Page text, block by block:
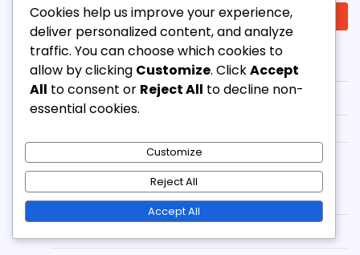
Search
for:
Категории
Bungie.net Кодове за осребряване
Архив
Cookies help us improve your experience,
deliver personalized content, and analyze
traffic. You can choose which cookies to
allow by clicking Customize. ClickAccept
All to consent or Reject All to decline non-
essential cookies.
Customize
Reject All
Accept All